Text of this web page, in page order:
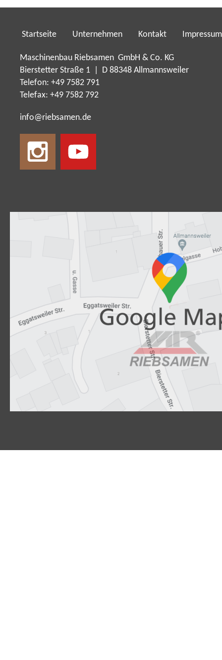
Startseite Unternehmen Kontakt Impressum
Maschinenbau Riebsamen GmbH & Co. KG
Bierstetter Straße 1 | D 88348 Allmannsweiler
Telefon: +49 7582 791
Telefax: +49 7582 792
nf r bs m n d